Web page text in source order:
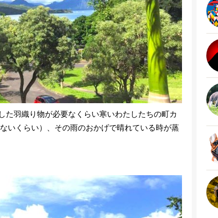
た羽織り物が必要なくらい寒いわたしたちの町カ
いくらい）、その雨のおかげで晴れている時が蒸